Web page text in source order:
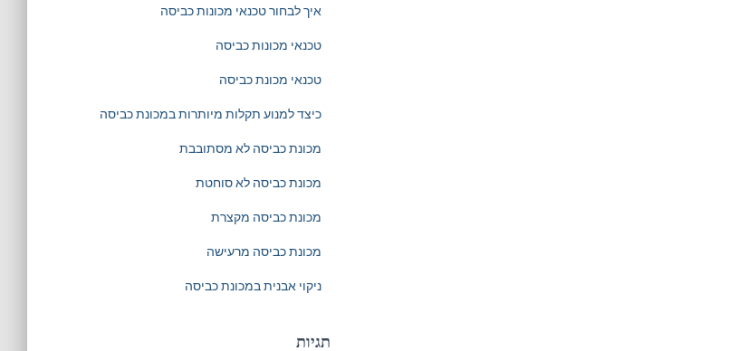
איך לבחור טכנאי מכונות כביסה
טכנאי מכונות כביסה
טכנאי מכונת כביסה
כיצד למנוע תקלות מיותרות במכונת כביסה
מכונת כביסה לא מסתובבת
מכונת כביסה לא סוחטת
מכונת כביסה מקצרת
מכונת כביסה מרעישה
ניקוי אבנית במכונת כביסה
תגיות